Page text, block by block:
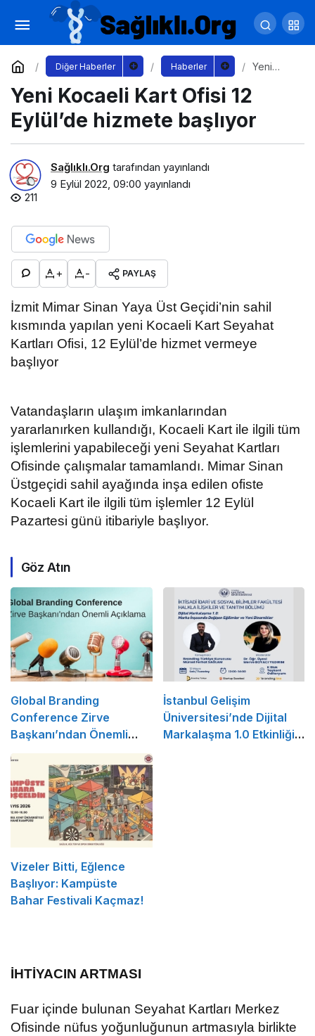
Diğer Haberler Haberler
Yeni
Eylül’de
hizmete
Yeni Kocaeli Kart Ofisi 12
Eylül’de hizmete başlıyor
Sağlıklı.Org tarafından yayınlandı
9 Eylül 2022, 09:00 yayınlandı
211
+ - PAYLAŞ
İzmit Mimar Sinan Yaya Üst Geçidi’nin sahil
kısmında yapılan yeni Kocaeli Kart Seyahat
Kartları Ofisi, 12 Eylül’de hizmet vermeye
başlıyor
Vatandaşların ulaşım imkanlarından
yararlanırken kullandığı, Kocaeli Kart ile ilgili tüm
işlemlerini yapabileceği yeni Seyahat Kartları
Ofisinde çalışmalar tamamlandı. Mimar Sinan
Üstgeçidi sahil ayağında inşa edilen ofiste
Kocaeli Kart ile ilgili tüm işlemler 12 Eylül
Pazartesi günü itibariyle başlıyor.
Göz Atın
Global Branding
Conference Zirve
Başkanı’ndan Önemli
Açıklama
İstanbul Gelişim
Üniversitesi’nde Dijital
Markalaşma 1.0 Etkinliği
Vizeler Bitti, Eğlence
Başlıyor: Kampüste
Bahar Festivali Kaçmaz!
İHTİYACIN ARTMASI
Fuar içinde bulunan Seyahat Kartları Merkez
Ofisinde nüfus yoğunluğunun artmasıyla birlikte
Başkan Keleş’ten CHP’nin Kuruluş
Yıldönümü Mesajı
Yorum Yap Paylaş